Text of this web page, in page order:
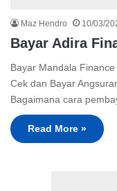
Maz Hendro 10/03/
Bayar Adira
Bayar Mandala
Cek dan Bayar
Bagaimana cara
Read More »